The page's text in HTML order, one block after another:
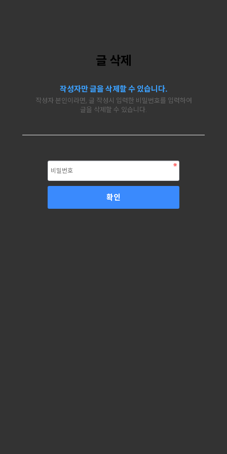
글 삭제
작성자만 글을 삭제할 수 있습니다.
작성자 본인이라면, 글 작성시 입력한 비밀번호를 입력하여
글을 삭제할 수 있습니다.